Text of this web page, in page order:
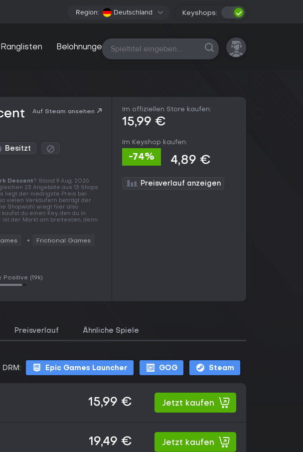
Region: Deutschland Keyshops:
Ranglisten Belohnungen Alle Plattformen
Auf Steam ansehen
Besitzt
Descent? Stand 9 Aug. 2026
23 Angebote aus 13 Shops
liegt der niedrigste Preis bei
vielen Verkäufern beträgt der
Shopwahl wiegt hier also
du einen Key, den du in
der Markt am breitesten, denn
Frictional Games
Positive (19k)
Im offiziellen Store kaufen:
15,99 €
Im Keyshop kaufen:
-74% 4,89 €
Preisverlauf anzeigen
Preisverlauf Ähnliche Spiele
DRM: Epic Games Launcher GOG Steam
15,99 € Jetzt kaufen
19,49 € Jetzt kaufen